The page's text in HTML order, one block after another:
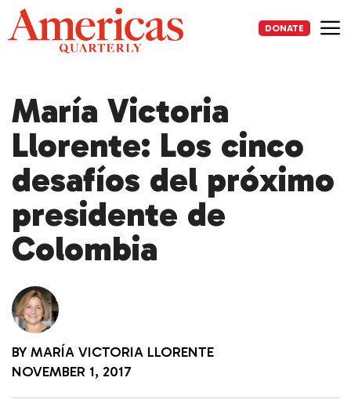
Skip
to
content
DONATE
María Victoria
Llorente: Los cinco
desafíos del próximo
presidente de
Colombia
BY MARÍA VICTORIA LLORENTE
NOVEMBER 1, 2017